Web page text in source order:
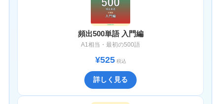
頻出500単語 入門編
A1相当・最初の500語
¥525税込
詳しく見る